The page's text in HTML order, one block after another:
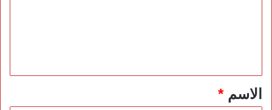
*الاسم*